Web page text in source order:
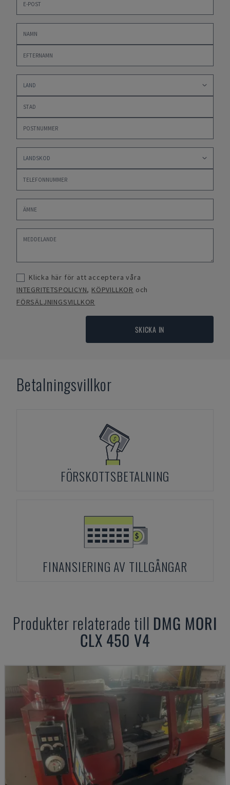
Klicka här för att acceptera våra
INTEGRITETSPOLICYN, KÖPVILLKOR och
FÖRSÄLJNINGSVILLKOR
SKICKA IN
Betalningsvillkor
FÖRSKOTTSBETALNING
FINANSIERING AV TILLGÅNGAR
Produkter relaterade till DMG MORI
CLX 450 V4